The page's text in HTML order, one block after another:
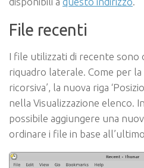
File recenti
I file utilizzati di recente sono
riquadro laterale. Come per la
ricorsiva’, la nuova riga
nella Visualizzazione elenco.
possibile aggiungere una
ordinare i file in base